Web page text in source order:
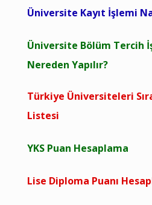
Üniversite Kayıt İşlemi
Üniversite Bölüm Tercih
Nereden Yapılır?
Türkiye Üniversiteleri
Listesi
YKS Puan Hesaplama
Lise Diploma Puanı